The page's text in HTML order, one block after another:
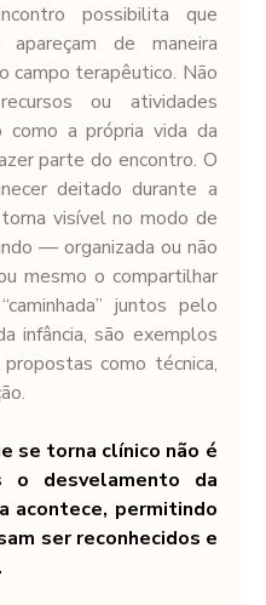
possibilita que
de maneira
campo terapêutico. Não
ou atividades
como a própria vida da
parte do encontro. O
deitado durante a
visível no modo de
— organizada ou não
mesmo o compartilhar
juntos pelo
infância, são exemplos
como técnica,
se torna clínico não é
desvelamento da
acontece, permitindo
ser reconhecidos e